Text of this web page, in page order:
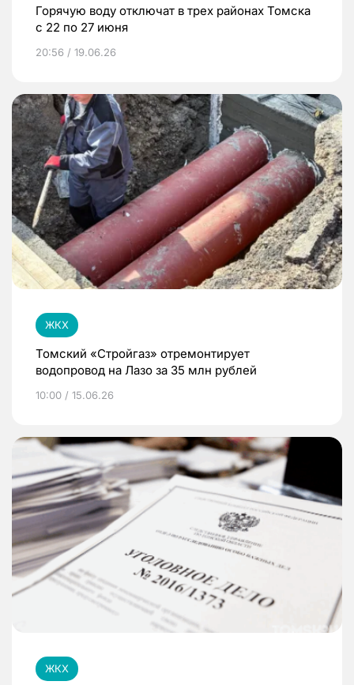
Горячую воду отключат в трех районах Томска
с 22 по 27 июня
20:56 / 19.06.26
ЖКХ
Томский «Стройгаз» отремонтирует
водопровод на Лазо за 35 млн рублей
10:00 / 15.06.26
ЖКХ